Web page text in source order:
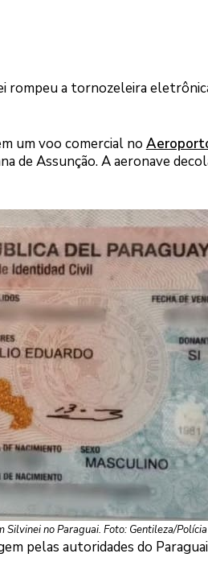
rompeu a tornozeleira
um voo comercial no
de Assunção. A aeronave
Silvinei no Paraguai. Foto: Gentileza/
pelas autoridades do